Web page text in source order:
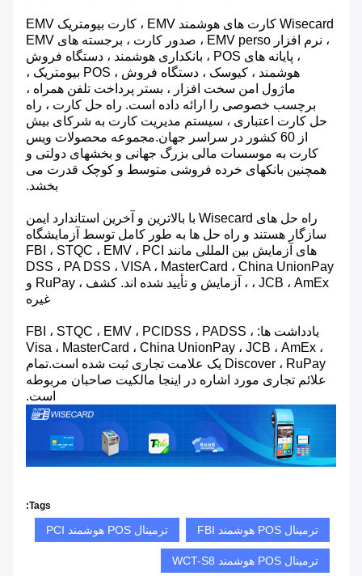
Wisecard کارت های هوشمند EMV ، کارت بیومتریک EMV
، نرم افزار EMV perso ، صدور کارت ، برجسته های EMV
، پایانه های POS ، بانکداری هوشمند ، دستگاه فروش
هوشمند ، کیوسک ، دستگاه فروش ، POS بیومتریک ،
ماژول امن سخت افزار ، بستر پرداخت تلفن همراه ،
برچسب خصوصی را ارائه داده است. راه حل کارت ، راه
حل کارت اعتباری ، سیستم مدیریت کارت به شرکای بیش
از 60 کشور در سراسر جهان.مجموعه محصولات ویس
کارت به موسسات مالی بزرگ جهانی و بخشهای دولتی و
همچنین بانکهای خرده فروشی متوسط ​​و کوچک قدرت می
بخشد.
راه حل های Wisecard با بالاترین و آخرین استاندارد ایمن
سازگار هستند و راه حل ها به طور کامل توسط آزمایشگاه
های آزمایش بین المللی مانند FBI ، STQC ، EMV ، PCI
DSS ، PA DSS ، VISA ، MasterCard ، China UnionPay
، JCB ، AmEx ، آزمایش و تأیید شده اند. کشف ، RuPay و
غیره
یادداشت ها: FBI ، STQC ، EMV ، PCIDSS ، PADSS ،
Visa ، MasterCard ، China UnionPay ، JCB ، AmEx ،
Discover ، RuPay یک علامت تجاری ثبت شده است.تمام
علائم تجاری مورد اشاره در اینجا مالکیت صاحبان مربوطه
است.
Tags:
ترمینال POS هوشمند FBI ترمینال POS هوشمند PCI
ترمینال POS هوشمند WCT-S8